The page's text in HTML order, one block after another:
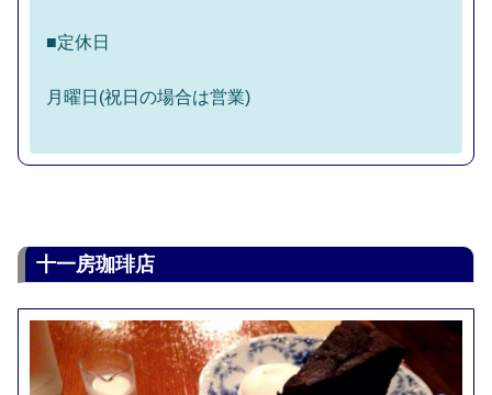
■定休日
月曜日(祝日の場合は営業)
十一房珈琲店